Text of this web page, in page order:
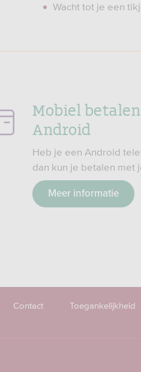
Wacht tot je een
Mobiel
Android
Heb je een Android
dan kun je betalen met
Meer informatie
Contact Toegankelijkheid